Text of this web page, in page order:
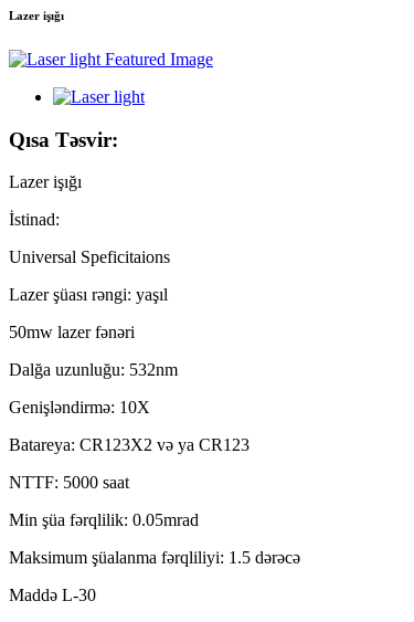
Lazer işığı
Qısa Təsvir:
Lazer işığı
İstinad:
Universal Speficitaions
Lazer şüası rəngi: yaşıl
50mw lazer fənəri
Dalğa uzunluğu: 532nm
Genişləndirmə: 10X
Batareya: CR123X2 və ya CR123
NTTF: 5000 saat
Min şüa fərqlilik: 0.05mrad
Maksimum şüalanma fərqliliyi: 1.5 dərəcə
Maddə L-30